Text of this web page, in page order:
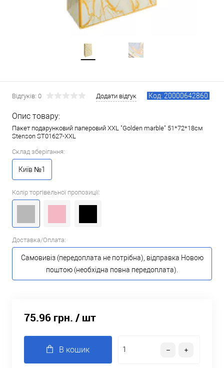
Відгуків: 0 Додати відгук Код: 20000642860
Опис товару:
Пакет подарунковий паперовий XXL "Golden marble" 51*72*18см
Stenson ST01627-XXL
Склад зберігання:
Київ №1
Колір торгівельної пропозиції:
Доставка/Оплата:
Самовивіз (передоплата не потрібна), відправка Новою
поштою (необхідна повна передоплата).
75.96 грн. / шт
В кошик